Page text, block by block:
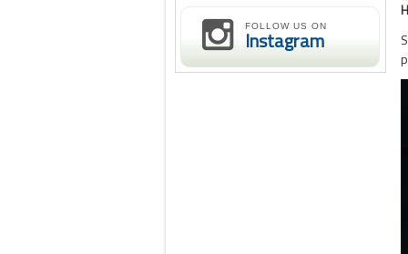
FOLLOW US ON
Instagram